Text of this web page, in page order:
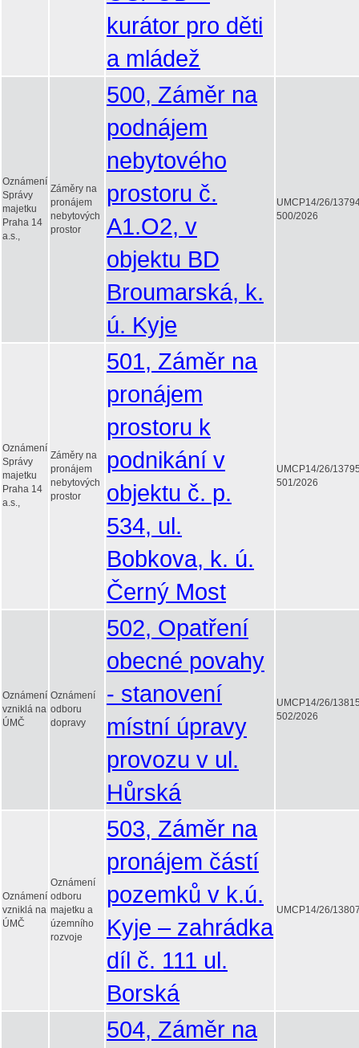
kurátor pro děti
a mládež
Oznámení
Správy
majetku
Praha 14
a.s.,
Záměry na
pronájem
nebytových
prostor
500, Záměr na
podnájem
nebytového
prostoru č.
A1.O2, v
objektu BD
Broumarská, k.
ú. Kyje
UMCP14/26/
500/2026
Oznámení
Správy
majetku
Praha 14
a.s.,
Záměry na
pronájem
nebytových
prostor
501, Záměr na
pronájem
prostoru k
podnikání v
objektu č. p.
534, ul.
Bobkova, k. ú.
Černý Most
UMCP14/26/
501/2026
Oznámení
vzniklá na
ÚMČ
Oznámení
odboru
dopravy
502, Opatření
obecné povahy
- stanovení
místní úpravy
provozu v ul.
Hůrská
UMCP14/26/
502/2026
Oznámení
vzniklá na
ÚMČ
Oznámení
odboru
majetku a
územního
rozvoje
503, Záměr na
pronájem částí
pozemků v k.ú.
Kyje – zahrádka
díl č. 111 ul.
Borská
UMCP14/26/
504, Záměr na